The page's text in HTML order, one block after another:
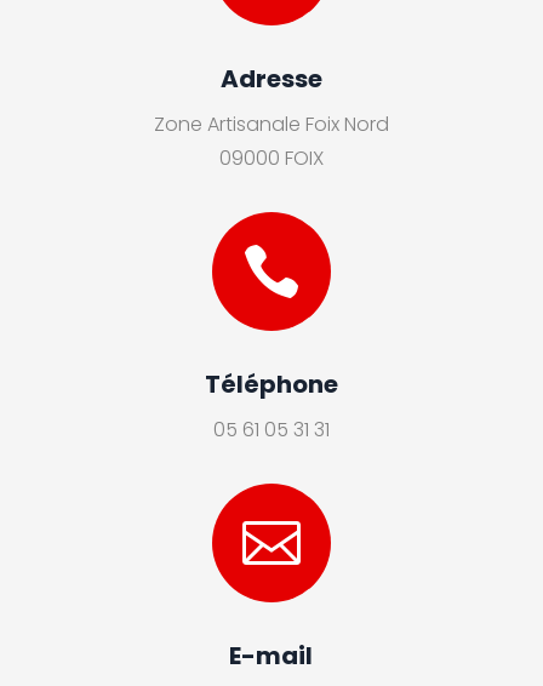
Adresse
Zone Artisanale Foix Nord
09000 FOIX

Téléphone
05 61 05 31 31

E-mail